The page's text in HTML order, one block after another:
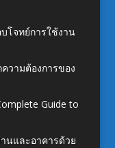
โจทย์การใช้งาน
วามต้องการของ
Guide to
นและอาคารด้วย